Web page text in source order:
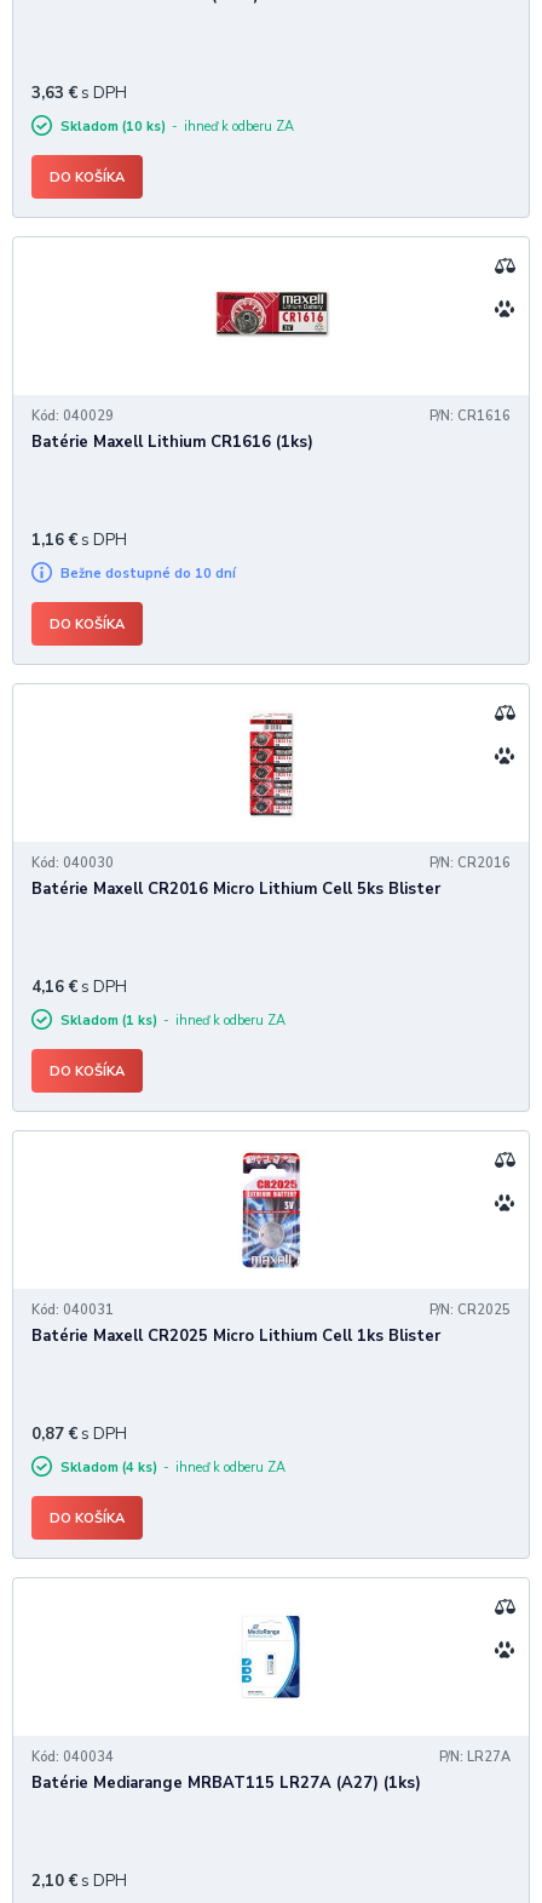
3,63 € s DPH
Skladom (10 ks) ihneď k odberu ZA
DO KOŠÍKA
Kód: 040029 P/N: CR1616
Batérie Maxell Lithium CR1616 (1ks)
1,16 € s DPH
Bežne dostupné do 10 dní
DO KOŠÍKA
Kód: 040030 P/N: CR2016
Batérie Maxell CR2016 Micro Lithium Cell 5ks Blister
4,16 € s DPH
Skladom (1 ks) ihneď k odberu ZA
DO KOŠÍKA
Kód: 040031 P/N: CR2025
Batérie Maxell CR2025 Micro Lithium Cell 1ks Blister
0,87 € s DPH
Skladom (4 ks) ihneď k odberu ZA
DO KOŠÍKA
Kód: 040034 P/N: LR27A
Batérie Mediarange MRBAT115 LR27A (A27) (1ks)
2,10 € s DPH